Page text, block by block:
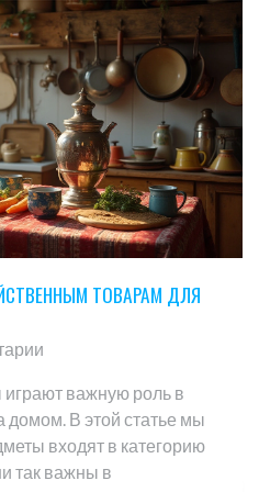
ТОВАРАМ ДЛЯ
важную роль в
домом. В этой статье мы
входят в категорию
так важны в